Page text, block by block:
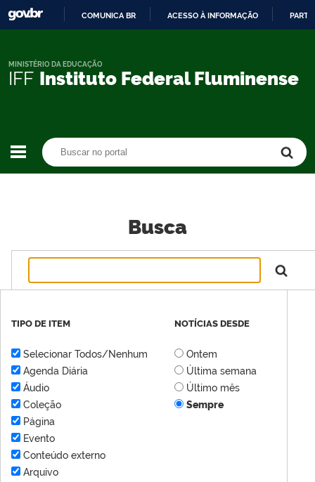
CONTEÚDO
COMUNICA BR ACESSO À INFORMAÇÃO
IFF Instituto Federal Fluminense
MINISTÉRIO DA EDUCAÇÃO
Busca
TIPO DE ITEM
Selecionar Todos/Nenhum
Agenda Diária
Áudio
Coleção
Página
Evento
Conteúdo externo
Arquivo
NOTÍCIAS DESDE
Ontem
Última semana
Último mês
Sempre